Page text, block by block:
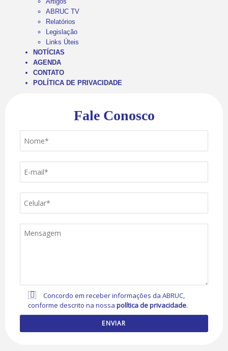
ABRUC TV
Relatórios
Legislação
Links Úteis
NOTÍCIAS
AGENDA
CONTATO
POLÍTICA DE PRIVACIDADE
Fale Conosco
Concordo em receber informações da ABRUC,
conforme descrito na nossapolítica de privacidade.